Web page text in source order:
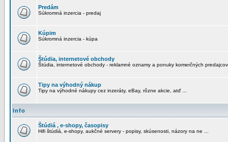
Predám
Súkromná inzercia - predaj
Kúpim
Súkromná inzercia - kúpa
Štúdia, internetové obchody
Štúdia, internetové obchody - reklamné oznamy a ponuky komerčných predajcov
Tipy na výhodný nákup
Tipy na výhodné nákupy cez inzeráty, eBay, rôzne akcie, atď ...
Info
Štúdiá , e-shopy, časopisy
Hifi štúdiá, e-shopy, aukčné servery - popisy, skúsenosti, názory na ne ...